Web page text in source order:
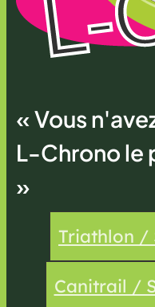
« Vous
L-Chrono le
»
Triathlon /
Canitrail /